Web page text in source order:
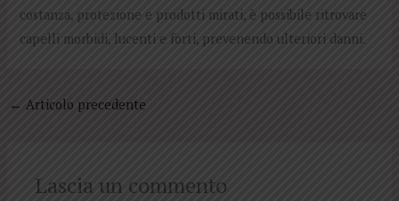
costanza, protezione e prodotti mirati, è possibile ritrovare
capelli morbidi, lucenti e forti, prevenendo ulteriori danni.
← Articolo precedente
Lascia un commento